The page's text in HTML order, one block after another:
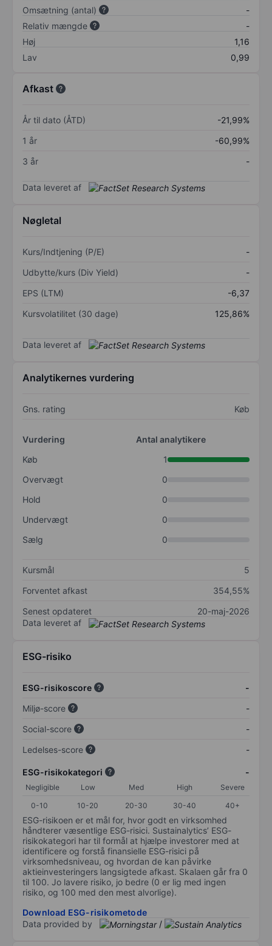
Omsætning (antal)
-
Relativ mængde
-
Høj
1,16
Lav
0,99
Afkast
År til dato (ÅTD)
-21,99%
1 år
-60,99%
3 år
-
Data leveret af
Nøgletal
Kurs/Indtjening (P/E)
-
Udbytte/kurs (Div Yield)
-
EPS (LTM)
-6,37
Kursvolatilitet (30 dage)
125,86%
Data leveret af
Analytikernes vurdering
Gns. rating Køb
Vurdering
Antal analytikere
Køb
1
Overvægt
0
Hold
0
Undervægt
0
Sælg
0
Kursmål
5
Forventet afkast
354,55%
Senest opdateret
20-maj-2026
Data leveret af
ESG-risiko
ESG-risikoscore
-
Miljø-score
-
Social-score
-
Ledelses-score
-
ESG-risikokategori -
Negligible Low Med High
Severe
0-10
10-20 20-30 30-40 40+
ESG-risikoen er et mål for, hvor godt en virksomhed
håndterer væsentlige ESG-risici. Sustainalytics’ ESG-
risikokategori har til formål at hjælpe investorer med at
identificere og forstå finansielle ESG-risici på
virksomhedsniveau, og hvordan de kan påvirke
aktieinvesteringers langsigtede afkast. Skalaen går fra 0
til 100. Jo lavere risiko, jo bedre (0 er lig med ingen
risiko, og 100 med den mest alvorlige).
Download ESG-risikometode
Data provided by
/